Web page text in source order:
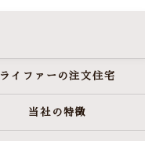
ライファーの注文住宅
当社の特徴